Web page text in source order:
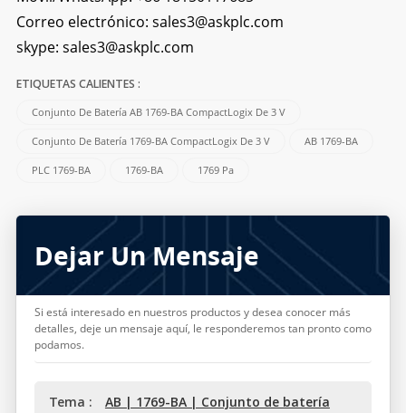
Correo electrónico: sales3@askplc.com
skype: sales3@askplc.com
ETIQUETAS CALIENTES :
Conjunto De Batería AB 1769-BA CompactLogix De 3 V
Conjunto De Batería 1769-BA CompactLogix De 3 V AB 1769-BA
PLC 1769-BA 1769-BA 1769 Pa
Dejar Un Mensaje
Si está interesado en nuestros productos y desea conocer más
detalles, deje un mensaje aquí, le responderemos tan pronto como
podamos.
Tema : AB | 1769-BA | Conjunto de batería